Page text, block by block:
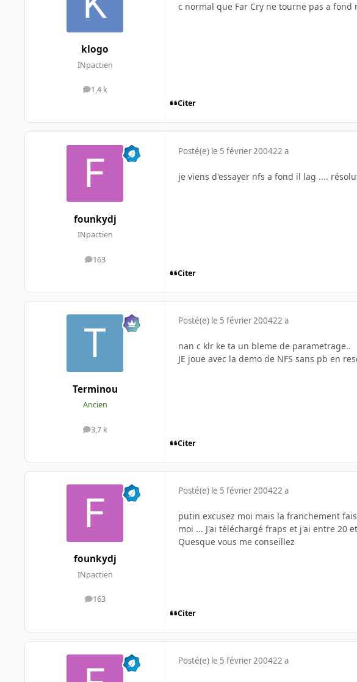
klogo
INpactien
1,4 k
messages
c normal que Far Cry ne tourne pas a
Citer
founkydj
INpactien
163
messages
Posté(e) le 5 février 200422 a
je viens d'essayer nfs a fond il lag ....
Citer
Terminou
Ancien
3,7 k
messages
Posté(e) le 5 février 200422 a
nan c klr ke ta un bleme de parametrage..
JE joue avec la demo de NFS sans pb en
Citer
founkydj
INpactien
163
messages
Posté(e) le 5 février 200422 a
putin excusez moi mais la franchement
moi ... J'ai téléchargé fraps et j'ai entre 20
Quesque vous me conseillez
Citer
Posté(e) le 5 février 200422 a